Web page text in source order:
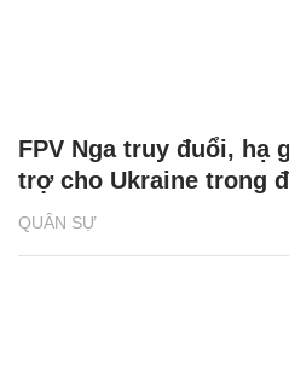
QUÂN SỰ
FPV Nga truy đuổi, hạ
trợ cho Ukraine trong